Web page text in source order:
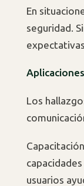
En
seguridad.
Los
usuarios